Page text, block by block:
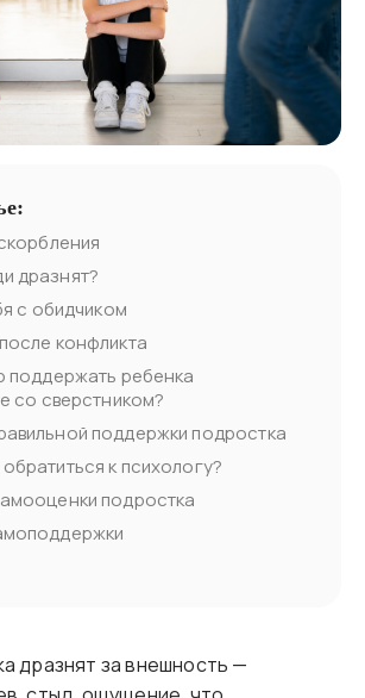
дразнят?
с обидчиком
конфликта
поддержать ребенка
со сверстником?
поддержки подростка
к психологу?
подростка
дразнят за внешность —